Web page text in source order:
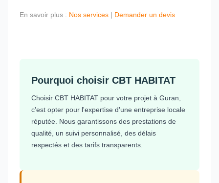
En savoir plus : Nos services | Demander un devis
Pourquoi choisir CBT HABITAT
Choisir CBT HABITAT pour votre projet à Guran,
c'est opter pour l'expertise d'une entreprise locale
réputée. Nous garantissons des prestations de
qualité, un suivi personnalisé, des délais
respectés et des tarifs transparents.